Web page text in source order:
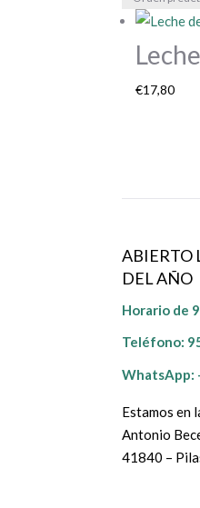
€17,80
ABIERTO
DEL AÑO
Horario de 9
Teléfono:
WhatsApp:
Estamos en
Antonio
41840 –